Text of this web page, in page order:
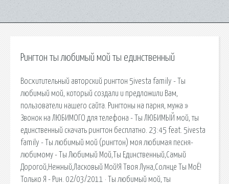
Рингтон ты любимый мой ты единственный
Восхитительный авторский рингтон 5ivesta family - Ты
любимый мой, который создали и предложили Вам,
пользователи нашего сайта. Рингтоны на парня, мужа »
Звонок на ЛЮБИМОГО для телефона - Ты ЛЮБИМЫЙ мой, ты
единственный скачать рингтон бесплатно. 23:45 feat. 5ivesta
family - Ты любимый мой (рингтон) моя любимая песня-
любимому - Ты Любимый Мой,Ты Единственный,Самый
Дорогой,Нежный,Ласковый Мой!Я Твоя Луна,Солнце Ты МоЁ!
Только Я - Рин. 02/03/2011 · Ты любимый мой, ты